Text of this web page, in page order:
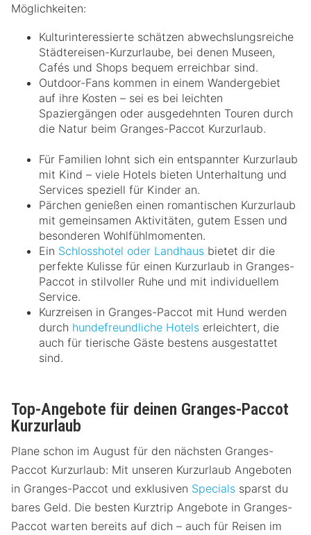
Möglichkeiten:
Kulturinteressierte schätzen abwechslungsreiche
Städtereisen-Kurzurlaube, bei denen Museen,
Cafés und Shops bequem erreichbar sind.
Outdoor-Fans kommen in einem Wandergebiet
auf ihre Kosten – sei es bei leichten
Spaziergängen oder ausgedehnten Touren durch
die Natur beim Granges-Paccot Kurzurlaub.
Für Familien lohnt sich ein entspannter Kurzurlaub
mit Kind – viele Hotels bieten Unterhaltung und
Services speziell für Kinder an.
Pärchen genießen einen romantischen Kurzurlaub
mit gemeinsamen Aktivitäten, gutem Essen und
besonderen Wohlfühlmomenten.
Ein Schlosshotel oder Landhaus bietet dir die
perfekte Kulisse für einen Kurzurlaub in Granges-
Paccot in stilvoller Ruhe und mit individuellem
Service.
Kurzreisen in Granges-Paccot mit Hund werden
durch hundefreundliche Hotels erleichtert, die
auch für tierische Gäste bestens ausgestattet
sind.
Top-Angebote für deinen Granges-Paccot
Kurzurlaub
Plane schon im August für den nächsten Granges-
Paccot Kurzurlaub: Mit unseren Kurzurlaub Angeboten
in Granges-Paccot und exklusiven Specials sparst du
bares Geld. Die besten Kurztrip Angebote in Granges-
Paccot warten bereits auf dich – auch für Reisen im